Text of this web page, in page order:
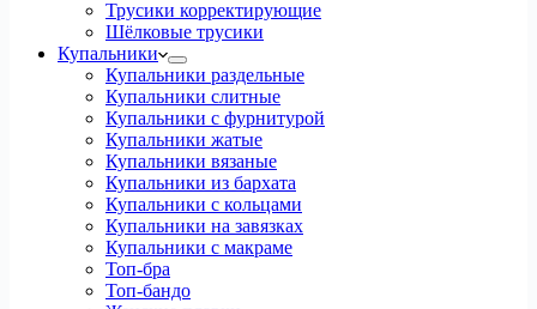
Трусики корректирующие
Шёлковые трусики
Купальники
Купальники раздельные
Купальники слитные
Купальники с фурнитурой
Купальники жатые
Купальники вязаные
Купальники из бархата
Купальники с кольцами
Купальники на завязках
Купальники с макраме
Топ-бра
Топ-бандо